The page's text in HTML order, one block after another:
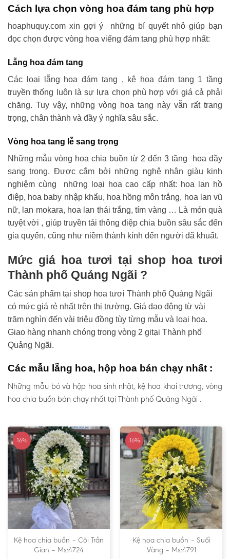
Cách lựa chọn vòng hoa đám tang phù hợp
hoaphuquy.com xin gợi ý những bí quyết nhỏ giúp bạn
đọc chọn được vòng hoa viếng đám tang phù hợp nhất:
Lẵng hoa đám tang
Các loại lẵng hoa đám tang , kệ hoa đám tang 1 tầng
truyền thống luôn là sự lựa chọn phù hợp với giá cả phải
chăng. Tuy vậy, những vòng hoa tang này vẫn rất trang
trọng, chân thành và đầy ý nghĩa sâu sắc.
Vòng hoa tang lễ sang trọng
Những mẫu vòng hoa chia buồn từ 2 đến 3 tầng hoa đầy
sang trọng. Được cắm bởi những nghệ nhân giàu kinh
nghiệm cùng những loại hoa cao cấp nhất: hoa lan hồ
điệp, hoa baby nhập khẩu, hoa hồng môn trắng, hoa lan vũ
nữ, lan mokara, hoa lan thái trắng, tím vàng … Là món quà
tuyệt vời , giúp truyền tải thông điệp chia buồn sâu sắc đến
gia quyến, cũng như niềm thành kính đến người đã khuất.
Mức giá hoa tươi tại shop hoa tươi
Thành phố Quảng Ngãi ?
Các sản phẩm tại shop hoa tươi Thành phố Quảng Ngãi
có mức giá rẻ nhất trên thị trường. Giá dao động từ vài
trăm nghìn đến vài triệu đồng tùy từng mẫu và loại hoa.
Giao hàng nhanh chóng trong vòng 2 gitại Thành phố
Quảng Ngãi.
Các mẫu lẵng hoa, hộp hoa bán chạy nhất :
Những mẫu bó và hộp hoa sinh nhật, kệ hoa khai trương, vòng
hoa chia buồn bán chạy nhất tại Thành phố Quảng Ngãi .
-16%
Kệ hoa chia buồn – Cõi Trần
Gian – Ms:4724
-16%
Kệ hoa chia buồn – Suối
Vàng – Ms:4791